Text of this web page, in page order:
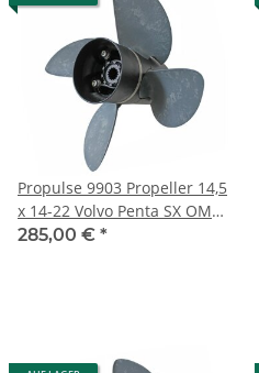
Propulse 9903 Propeller 14,5
x 14-22 Volvo Penta SX OMC
Cobra 100-300PS 19 Zähne
285,00 € *